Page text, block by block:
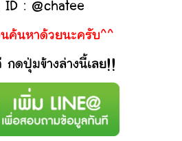
ID : @chatee
ค้นหาด้วยนะครับ^^
ดปุ่มข้างล่างนี้เลย!!